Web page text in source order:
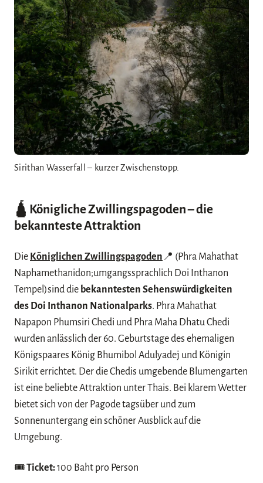
Sirithan Wasserfall – kurzer Zwischenstopp.
🛕 Königliche Zwillingspagoden– die
bekannteste Attraktion
Die Königlichen Zwillingspagoden 📍 (Phra Mahathat
Naphamethanidon;umgangssprachlich Doi Inthanon
Tempel)sind die bekanntesten Sehenswürdigkeiten
des Doi Inthanon Nationalparks. Phra Mahathat
Napapon Phumsiri Chedi und Phra Maha Dhatu Chedi
wurden anlässlich der 60. Geburtstage des ehemaligen
Königspaares König Bhumibol Adulyadej und Königin
Sirikit errichtet. Der die Chedis umgebende Blumengarten
ist eine beliebte Attraktion unter Thais. Bei klarem Wetter
bietet sich von der Pagode tagsüber und zum
Sonnenuntergang ein schöner Ausblick auf die
Umgebung.
🎟️Ticket:100 Baht pro Person